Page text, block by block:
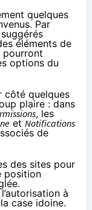
quelques
Par
éléments de
pourront
options du
côté quelques
plaire : dans
, les
et Notifications
de
des sites pour
position
à
case idoine.